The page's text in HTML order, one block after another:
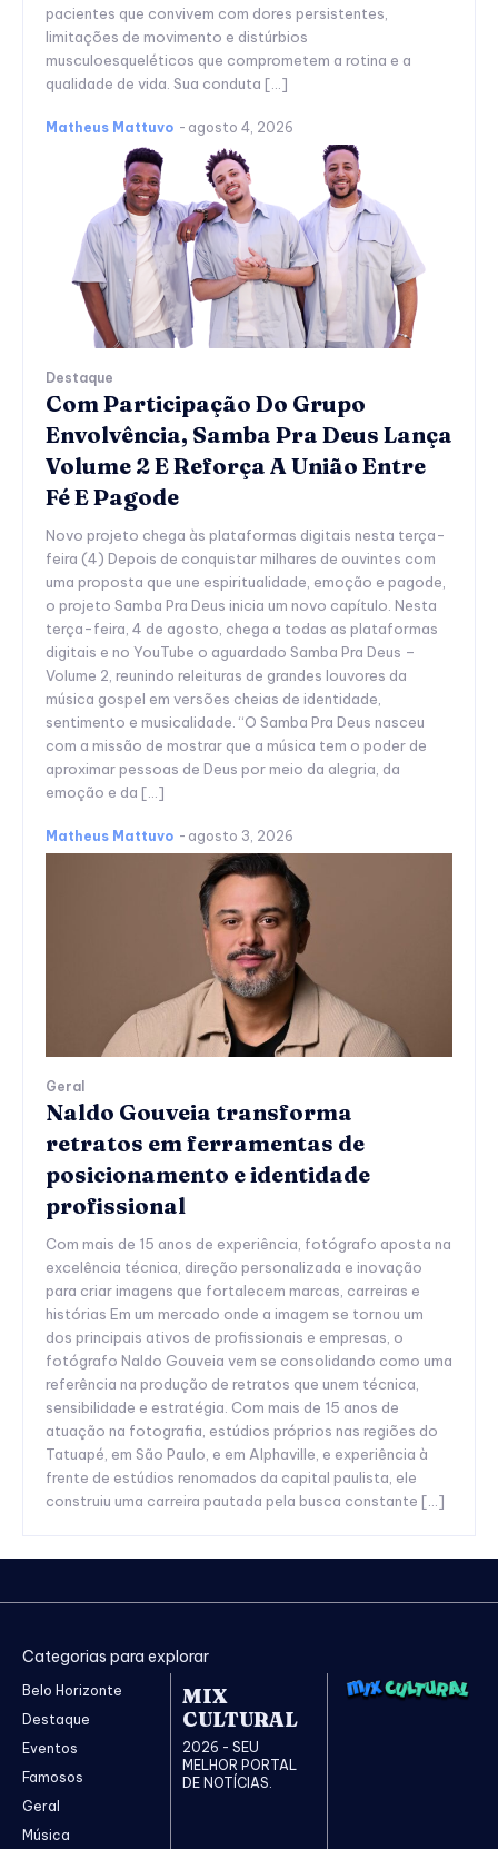
pacientes que convivem com dores persistentes,
limitações de movimento e distúrbios
musculoesqueléticos que comprometem a rotina e a
qualidade de vida. Sua conduta […]
Matheus Mattuvo - agosto 4, 2026
Destaque
Com Participação Do Grupo
Envolvência, Samba Pra Deus Lança
Volume 2 E Reforça A União Entre
Fé E Pagode
Novo projeto chega às plataformas digitais nesta terça-
feira (4) Depois de conquistar milhares de ouvintes com
uma proposta que une espiritualidade, emoção e pagode,
o projeto Samba Pra Deus inicia um novo capítulo. Nesta
terça-feira, 4 de agosto, chega a todas as plataformas
digitais e no YouTube o aguardado Samba Pra Deus –
Volume 2, reunindo releituras de grandes louvores da
música gospel em versões cheias de identidade,
sentimento e musicalidade. “O Samba Pra Deus nasceu
com a missão de mostrar que a música tem o poder de
aproximar pessoas de Deus por meio da alegria, da
emoção e da […]
Matheus Mattuvo - agosto 3, 2026
Geral
Naldo Gouveia transforma
retratos em ferramentas de
posicionamento e identidade
profissional
Com mais de 15 anos de experiência, fotógrafo aposta na
excelência técnica, direção personalizada e inovação
para criar imagens que fortalecem marcas, carreiras e
histórias Em um mercado onde a imagem se tornou um
dos principais ativos de profissionais e empresas, o
fotógrafo Naldo Gouveia vem se consolidando como uma
referência na produção de retratos que unem técnica,
sensibilidade e estratégia. Com mais de 15 anos de
atuação na fotografia, estúdios próprios nas regiões do
Tatuapé, em São Paulo, e em Alphaville, e experiência à
frente de estúdios renomados da capital paulista, ele
construiu uma carreira pautada pela busca constante […]
Categorias para explorar
Belo Horizonte
Destaque
Eventos
Famosos
Geral
Música
MIX
CULTURAL
2026 - SEU
MELHOR PORTAL
DE NOTÍCIAS.